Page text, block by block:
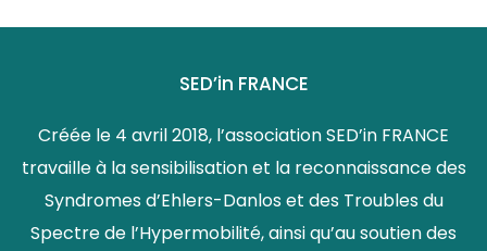
SED’in FRANCE
Créée le 4 avril 2018, l’association SED’in FRANCE
travaille à la sensibilisation et la reconnaissance des
Syndromes d’Ehlers-Danlos et des Troubles du
Spectre de l’Hypermobilité, ainsi qu’au soutien des